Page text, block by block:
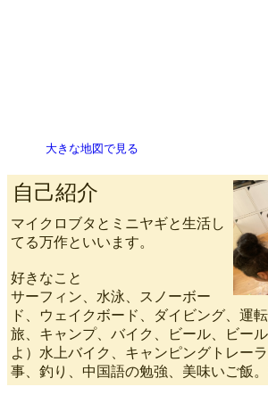
大きな地図で見る
自己紹介
マイクロブタとミニヤギと生活し
てる万作といいます。
好きなこと
サーフィン、水泳、スノーボー
ド、ウェイクボード、ダイビング、運
旅、キャンプ、バイク、ビール、ビー
よ）水上バイク、キャンピングトレー
事、釣り、中国語の勉強、美味いご飯。